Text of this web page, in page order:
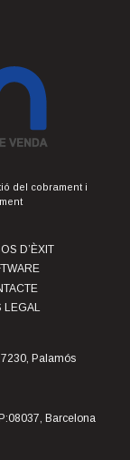
del cobrament i
D’ÈXIT
LEGAL
Palamós
Barcelona